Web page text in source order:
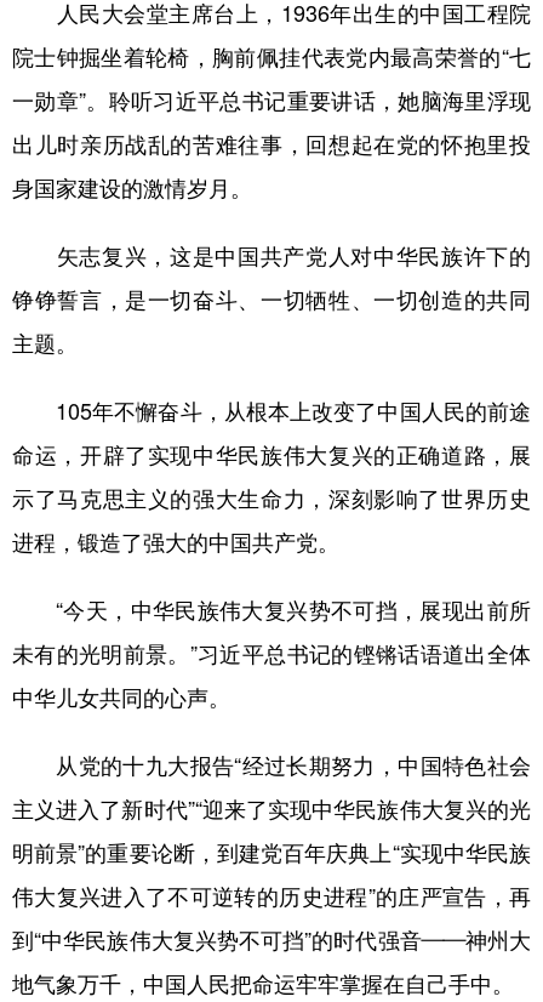
人民大会堂主席台上，1936年出生的中国工程院
院士钟掘坐着轮椅，胸前佩挂代表党内最高荣誉的“七
一勋章”。聆听习近平总书记重要讲话，她脑海里浮现
出儿时亲历战乱的苦难往事，回想起在党的怀抱里投
身国家建设的激情岁月。
矢志复兴，这是中国共产党人对中华民族许下的
铮铮誓言，是一切奋斗、一切牺牲、一切创造的共同
主题。
105年不懈奋斗，从根本上改变了中国人民的前途
命运，开辟了实现中华民族伟大复兴的正确道路，展
示了马克思主义的强大生命力，深刻影响了世界历史
进程，锻造了强大的中国共产党。
“今天，中华民族伟大复兴势不可挡，展现出前所
未有的光明前景。”习近平总书记的铿锵话语道出全体
中华儿女共同的心声。
从党的十九大报告“经过长期努力，中国特色社会
主义进入了新时代”“迎来了实现中华民族伟大复兴的光
明前景”的重要论断，到建党百年庆典上“实现中华民族
伟大复兴进入了不可逆转的历史进程”的庄严宣告，再
到“中华民族伟大复兴势不可挡”的时代强音——神州大
地气象万千，中国人民把命运牢牢掌握在自己手中。